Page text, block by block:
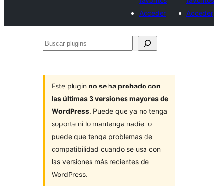
Acceder
Acceder
Buscar
Este plugin no se ha probado con
las últimas 3 versiones mayores de
WordPress. Puede que ya no tenga
soporte ni lo mantenga nadie, o
puede que tenga problemas de
compatibilidad cuando se usa con
las versiones más recientes de
WordPress.